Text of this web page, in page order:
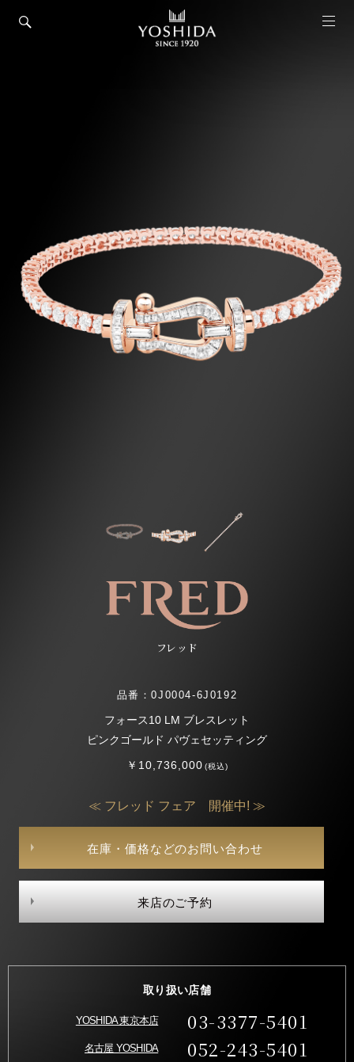
フレッド
品番：0J0004-6J0192
フォース10 LM ブレスレット
ピンクゴールド パヴェセッティング
￥10,736,000(税込)
≪ フレッド フェア 開催中! ≫
在庫・価格などのお問い合わせ
来店のご予約
取り扱い店舗
YOSHIDA 東京本店 03-3377-5401
名古屋 YOSHIDA 052-243-5401